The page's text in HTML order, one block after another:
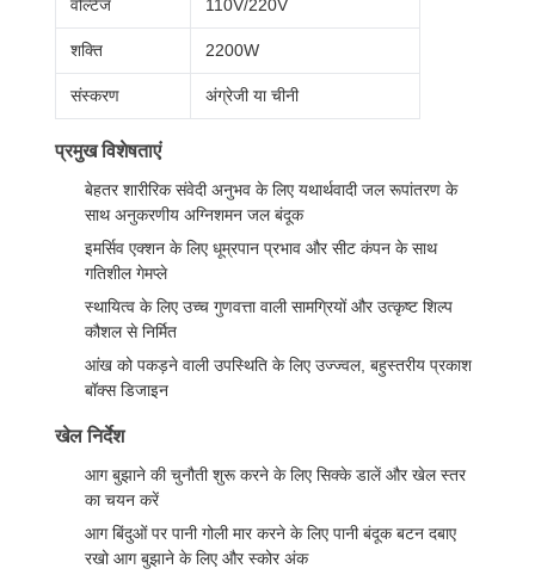
वोल्टेज 110V/220V
शक्ति 2200W
संस्करण अंग्रेजी या चीनी
प्रमुख विशेषताएं
बेहतर शारीरिक संवेदी अनुभव के लिए यथार्थवादी जल रूपांतरण के
साथ अनुकरणीय अग्निशमन जल बंदूक
इमर्सिव एक्शन के लिए धूम्रपान प्रभाव और सीट कंपन के साथ
गतिशील गेमप्ले
स्थायित्व के लिए उच्च गुणवत्ता वाली सामग्रियों और उत्कृष्ट शिल्प
कौशल से निर्मित
आंख को पकड़ने वाली उपस्थिति के लिए उज्ज्वल, बहुस्तरीय प्रकाश
बॉक्स डिजाइन
खेल निर्देश
आग बुझाने की चुनौती शुरू करने के लिए सिक्के डालें और खेल स्तर
का चयन करें
आग बिंदुओं पर पानी गोली मार करने के लिए पानी बंदूक बटन दबाए
रखो आग बुझाने के लिए और स्कोर अंक